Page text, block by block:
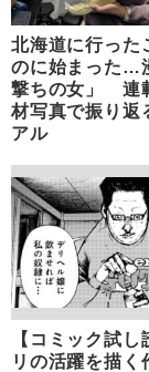
北海道に行った
のに始まった…
撃ちの女」 連
材写真で振り返
アル
【コミック試し
リの活躍を描く